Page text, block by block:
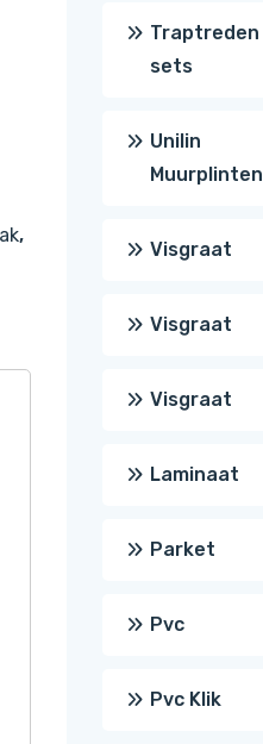
,
Traptreden
sets
Unilin
Muurplinten
Visgraat
Visgraat
Visgraat
Laminaat
Parket
Pvc
Pvc Klik